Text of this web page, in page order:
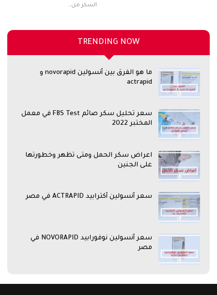
السكر من…
TRENDING NOW
ما هو الفرق بين أنسولين novorapid و
actrapid
سعر تحليل سكر صائم FBS Test في معمل
المختبر 2022
اعراض سكر الحمل ومتى تظهر وخطورتها
على الجنين
سعر أنسولين أكترابيد ACTRAPID في مصر
سعر أنسولين نوفورابيد NOVORAPID في
مصر